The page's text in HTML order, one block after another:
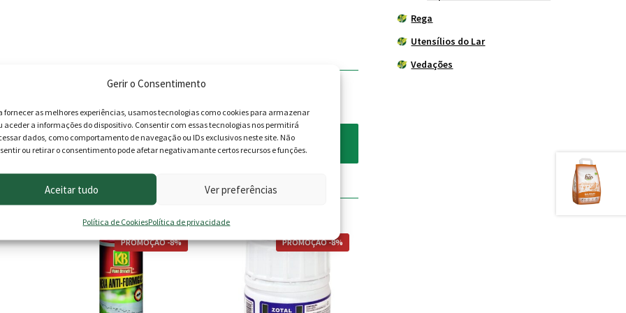
Gerir o Consentimento
fornecer as melhores experiências, usamos tecnologias como cookies para armazenar
aceder a informações do dispositivo. Consentir com essas tecnologias nos permitirá
dados, como comportamento de navegação ou IDs exclusivos neste site. Não
ou retirar o consentimento pode afetar negativamante certos recursos e funções.
Aceitar tudo Ver preferências
Política de CookiesPolítica de privacidade
podem deixar opinião.
PROMOÇÃO -8% PROMOÇÃO -8%
product
multiple
variants.
Rega
Utensílios do Lar
Vedações